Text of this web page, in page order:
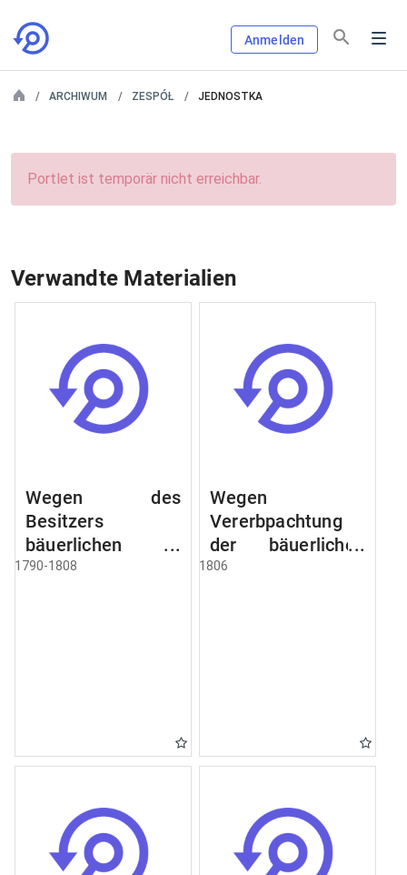
Anmelden
ARCHIWUM ZESPÓŁ JEDNOSTKA
Portlet ist temporär nicht erreichbar.
Verwandte Materialien
Wegen des
Besitzers
bäuerlichen
Grundstücke, den
1790-1808
Wegen
Vererbpachtung
der bäuerlichen
Grundstücke und
1806